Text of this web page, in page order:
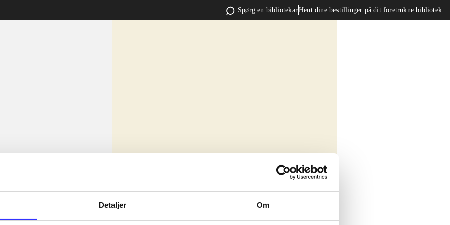
Detaljer Om
Spørg en bibliotekarHent dine bestillinger på dit foretrukne bibliotek
sit amet ...
sit amet ...